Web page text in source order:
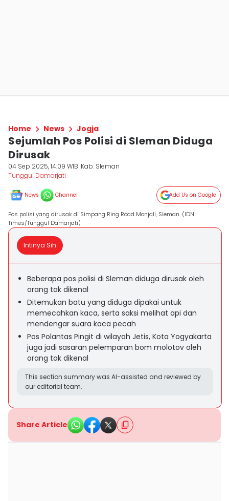
Home News Jogja
Sejumlah Pos Polisi di Sleman Diduga
Dirusak
04 Sep 2025, 14:09 WIB Kab. Sleman
Tunggul Damarjati
News Channel Add Us on Google
Pos polisi yang dirusak di Simpang Ring Road Monjali, Sleman. (IDN
Times/Tunggul Damarjati)
Intinya Sih
Beberapa pos polisi di Sleman diduga dirusak oleh
orang tak dikenal
Ditemukan batu yang diduga dipakai untuk
memecahkan kaca, serta saksi melihat api dan
mendengar suara kaca pecah
Pos Polantas Pingit di wilayah Jetis, Kota Yogyakarta
juga jadi sasaran pelemparan bom molotov oleh
orang tak dikenal
This section summary was AI-assisted and reviewed by
our editorial team.
Share Article